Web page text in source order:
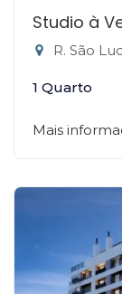
Studio à
R. São
1 Quarto
Mais